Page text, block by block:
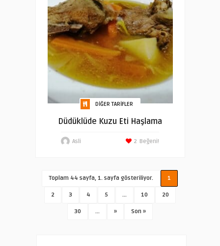
DIĞER TARIFLER
Düdüklüde Kuzu Eti Haşlama
Asli Beğeni!
2
Toplam 44 sayfa, 1. sayfa gösteriliyor. 1
2 3 4 5 ... 10 20
30 ... » Son »